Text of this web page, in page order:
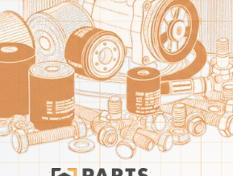
GATOR
SEMOIR
ELEVAGE
PIECES TECHNIQUE
REMORQUE
PELLES
MOTEUR
Machines compatibles(2)Avis